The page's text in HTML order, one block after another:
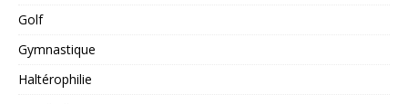
Golf
Gymnastique
Haltérophilie